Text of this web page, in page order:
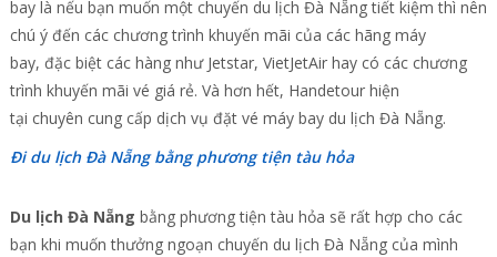
bay là nếu bạn muốn một chuyến du lịch Đà Nẵng tiết kiệm thì nên
chú ý đến các chương trình khuyến mãi của các hãng máy
bay, đặc biệt các hàng như Jetstar, VietJetAir hay có các chương
trình khuyến mãi vé giá rẻ. Và hơn hết, Handetour hiện
tại chuyên cung cấp dịch vụ đặt vé máy bay du lịch Đà Nẵng.
Đi du lịch Đà Nẵng bằng phương tiện tàu hỏa
Du lịch Đà Nẵng bằng phương tiện tàu hỏa sẽ rất hợp cho các
bạn khi muốn thưởng ngoạn chuyến du lịch Đà Nẵng của mình